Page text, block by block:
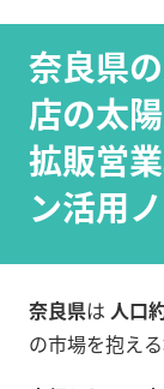
奈良県
店の太
拡販営
ン活用
奈良県は 人口
の市場を抱える